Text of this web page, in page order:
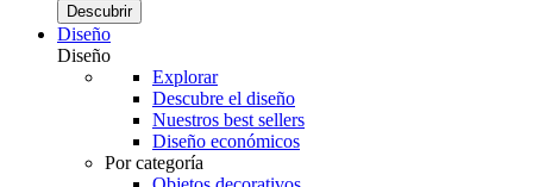
Descubrir
Diseño
Diseño
Explorar
Descubre el diseño
Nuestros best sellers
Diseño económicos
Por categoría